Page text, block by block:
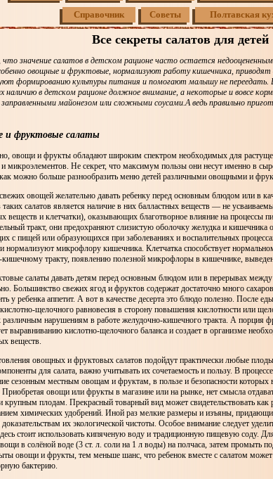
Справочник Советы Полтавская
Все секреты салатов для детей
значение салатов в детском рационе часто остается
овощные и фруктовые, нормализуют работу кишечника, приводят
формированию культуры питания и помогают малышу не переедать.
наличию в детском рационе должное внимание, а некоторые и вовсе
майонезом или сложными соусами.А ведь правильно
и фруктовые салаты
овощи и фрукты обладают широким спектром необходимых для
микроэлементов. Не секрет, что максимум пользы они несут именно в
можно больше разнообразить меню детей различными овощными и
овощей желательно давать ребенку перед основным блюдом или в
таких салатов является наличие в них балластных веществ — не
веществ и клетчатки), оказывающих благотворное влияние на процессы
тракт, они предохраняют слизистую оболочку желудка и кишечника
с пищей или образующихся при заболеваниях и воспалительных
нормализуют микрофлору кишечника. Клетчатка способствует
кишечному тракту, появлению полезной микрофлоры в кишечнике,
салаты давать детям перед основным блюдом или в перерывах
Большинство свежих ягод и фруктов содержат достаточно много
у ребенка аппетит. А вот в качестве десерта это блюдо полезно. После
щелочного равновесия в сторону повышения кислотности или
различным нарушениям в работе желудочно-кишечного тракта. А порция
выравниванию кислотно-щелочного баланса и создает в организме
веществ.
овощных и фруктовых салатов подойдут практически любые
для салата, важно учитывать их сочетаемость и пользу. В
сезонным местным овощам и фруктам, в пользе и безопасности которых
Приобретая овощи или фрукты в магазине или на рынке, нет смысла
крупным плодам. Прекрасный товарный вид может свидетельствовать
химических удобрений. Иной раз мелкие размеры и изъяны,
их экологической чистоты. Особое внимание следует
стоит использовать кипяченую воду и традиционную пищевую соду.
в солёной воде (3 ст. л. соли на 1 л воды) на полчаса, затем промыть
овощи и фрукты, тем меньше шанс, что ребенок вместе с салатом может
бактерию.